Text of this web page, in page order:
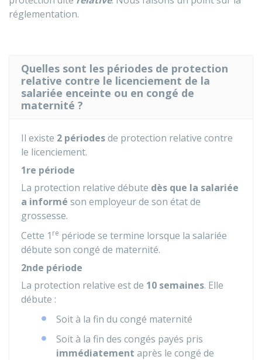
réglementation.
Quelles sont les périodes de protection
relative contre le licenciement de la
salariée enceinte ou en congé de
maternité ?
Il existe 2 périodesde protection relative contre
le licenciement.
1re période
La protection relative débute dès que la salariée
a informé son employeur de son état de
grossesse.
Cette 1 re période se termine lorsque la salariée
débute son congé de maternité.
2nde période
La protection relative est de 10 semaines. Elle
débute :
Soit à la fin du congé maternité
Soit à la fin des congés payés pris
immédiatement après le congé de